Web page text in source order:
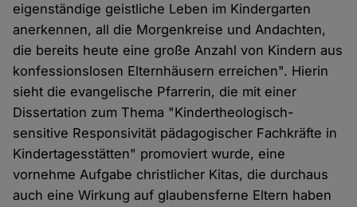
eigenständige geistliche Leben im Kindergarten
anerkennen, all die Morgenkreise und Andachten,
die bereits heute eine große Anzahl von Kindern aus
konfessionslosen Elternhäusern erreichen". Hierin
sieht die evangelische Pfarrerin, die mit einer
Dissertation zum Thema "Kindertheologisch-
sensitive Responsivität pädagogischer Fachkräfte in
Kindertagesstätten" promoviert wurde, eine
vornehme Aufgabe christlicher Kitas, die durchaus
auch eine Wirkung auf glaubensferne Eltern haben